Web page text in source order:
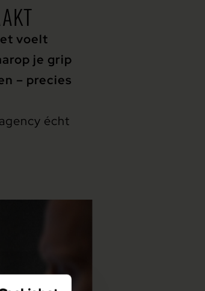
voelt
je grip
– precies
écht